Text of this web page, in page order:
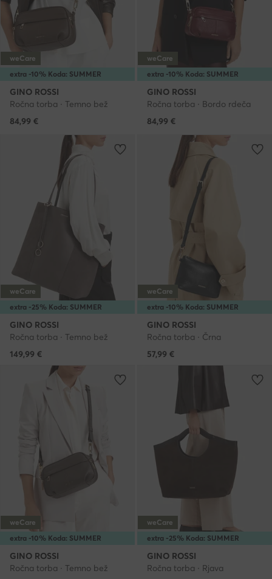
extra -10% Koda: SUMMER
weCare
GINO ROSSI
Ročna torba · Temno bež
84,99 €
extra -10% Koda: SUMMER
weCare
GINO ROSSI
Ročna torba · Bordo rdeča
84,99 €
extra -25% Koda: SUMMER
weCare
GINO ROSSI
Ročna torba · Temno bež
149,99 €
extra -10% Koda: SUMMER
weCare
GINO ROSSI
Ročna torba · Črna
57,99 €
extra -10% Koda: SUMMER
weCare
GINO ROSSI
Ročna torba · Temno bež
extra -25% Koda: SUMMER
weCare
GINO ROSSI
Ročna torba · Rjava